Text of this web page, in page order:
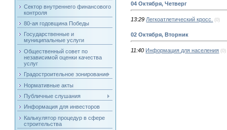
Сектор внутреннего финансового
контроля
80-ая годовщина Победы
Государственные и
муниципальные услуги
Общественный совет по
независимой оценки качества
услуг
Градостроительное зонирование
Нормативные акты
Публичные слушания
Информация для инвесторов
Калькулятор процедур в сфере
строительства
04 Октября, Четверг
13:29 Легкоатлетический кросс. (0)
02 Октября, Вторник
11:40 Информация для населения (0)